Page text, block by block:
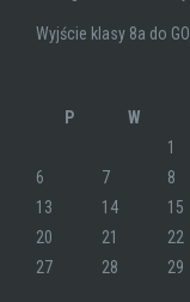
Wyjście klasy 8a do
P
W
1
6
7 8
13
14 15
20
21 22
27
28 29